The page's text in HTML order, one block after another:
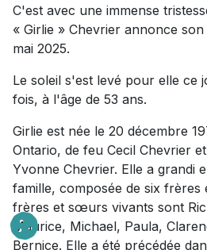
C'est avec une immense
« Girlie » Chevrier annonce
mai 2025.
Le soleil s'est levé pour elle ce
fois, à l'âge de 53 ans.
Girlie est née le 20 décembre
Ontario, de feu Cecil Chevrier
Yvonne Chevrier. Elle a grandi
famille, composée de six
frères et sœurs vivants sont
Maurice, Michael, Paula,
Bernice. Elle a été précédée